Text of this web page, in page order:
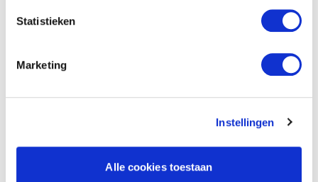
Statistieken
Marketing
Instellingen
Alle cookies toestaan